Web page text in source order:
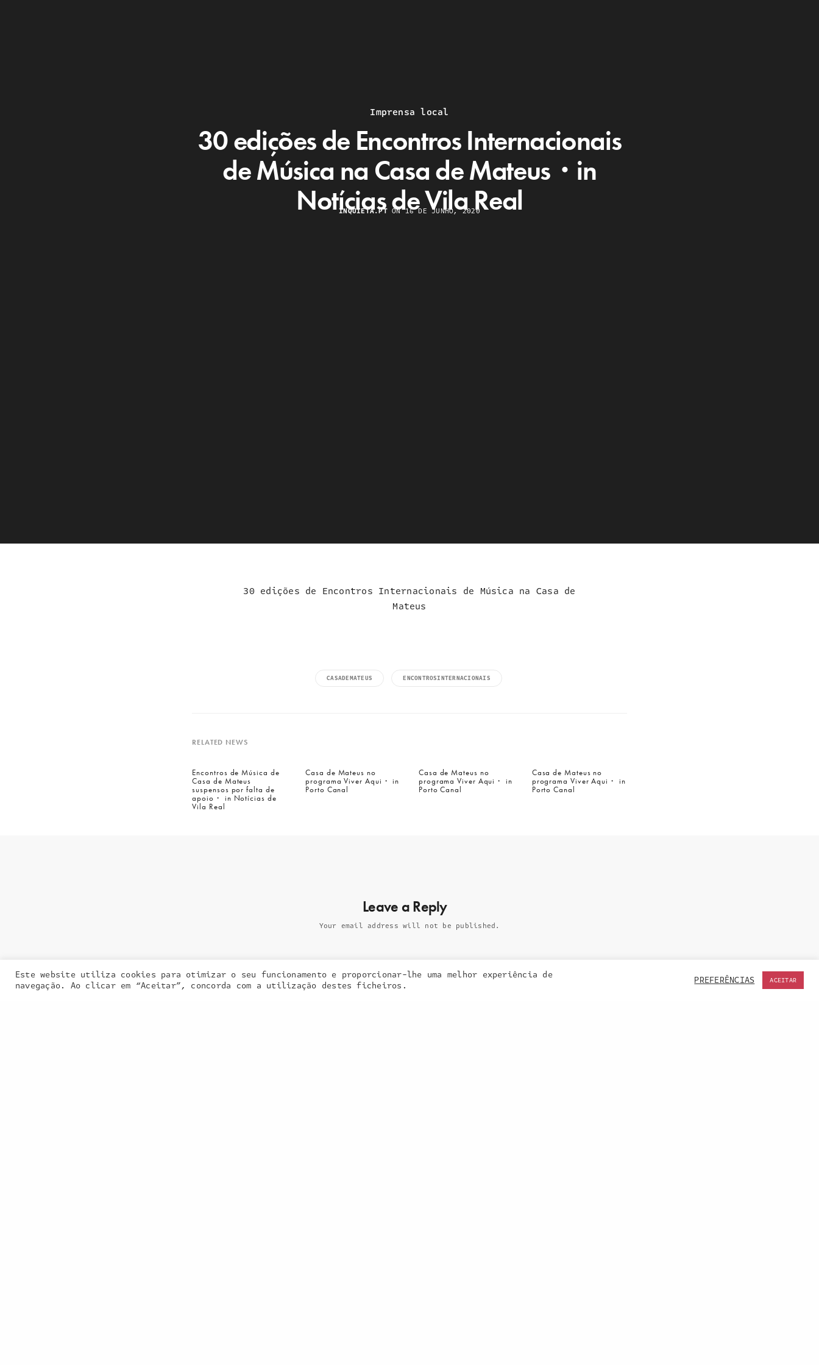
Imprensa local
30 edições de Encontros Internacionais
de Música na Casa de Mateus・in
Notícias de Vila Real
INQUIETA.PTON 16 DE JUNHO, 2020
30 edições de Encontros Internacionais de Música na Casa de
Mateus
CASADEMATEUS ENCONTROSINTERNACIONAIS
RELATED NEWS
Encontros de Música de
Casa de Mateus
suspensos por falta de
apoio・ in Notícias de
Vila Real
Casa de Mateus no
programa Viver Aqui・ in
Porto Canal
Casa de Mateus no
programa Viver Aqui・ in
Porto Canal
Casa de Mateus no
programa Viver Aqui・ in
Porto Canal
Leave a Reply
Your email address will not be published.
portefólio
na imprensa
contactos
Este website utiliza cookies para otimizar o seu funcionamento e proporcionar-lhe uma melhor experiência de
navegação. Ao clicar em “Aceitar”, concorda com a utilização destes ficheiros.
PREFERÊNCIAS ACEITAR
Our site uses cookies. Learn more about our use of cookies: cookie policy